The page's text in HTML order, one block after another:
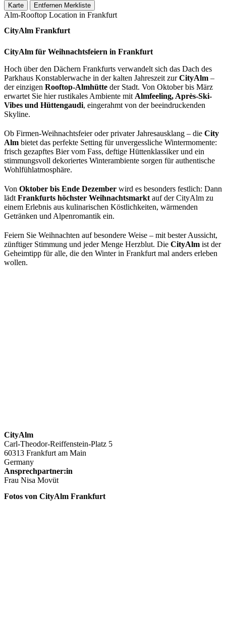
Karte Entfernen Merkliste
Alm-Rooftop Location in Frankfurt
CityAlm Frankfurt
CityAlm für Weihnachtsfeiern in Frankfurt
Hoch über den Dächern Frankfurts verwandelt sich das Dach des
Parkhaus Konstablerwache in der kalten Jahreszeit zurCityAlm –
der einzigen Rooftop-Almhütte der Stadt. Von Oktober bis März
erwartet Sie hier rustikales Ambiente mit Almfeeling, Après-Ski-
Vibes und Hüttengaudi, eingerahmt von der beeindruckenden
Skyline.
Ob Firmen-Weihnachtsfeier oder privater Jahresausklang – die City
Alm bietet das perfekte Setting für unvergessliche Wintermomente:
frisch gezapftes Bier vom Fass, deftige Hüttenklassiker und ein
stimmungsvoll dekoriertes Winterambiente sorgen für authentische
Wohlfühlatmosphäre.
Von Oktober bis Ende Dezember wird es besonders festlich: Dann
lädt Frankfurts höchster Weihnachtsmarkt auf der CityAlm zu
einem Erlebnis aus kulinarischen Köstlichkeiten, wärmenden
Getränken und Alpenromantik ein.
Feiern Sie Weihnachten auf besondere Weise – mit bester Aussicht,
zünftiger Stimmung und jeder Menge Herzblut. Die CityAlm ist der
Geheimtipp für alle, die den Winter in Frankfurt mal anders erleben
wollen.
CityAlm
Carl-Theodor-Reiffenstein-Platz 5
60313 Frankfurt am Main
Germany
Ansprechpartner:in
Frau Nisa Movüt
Fotos von CityAlm Frankfurt